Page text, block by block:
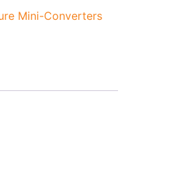
Mini-Converters